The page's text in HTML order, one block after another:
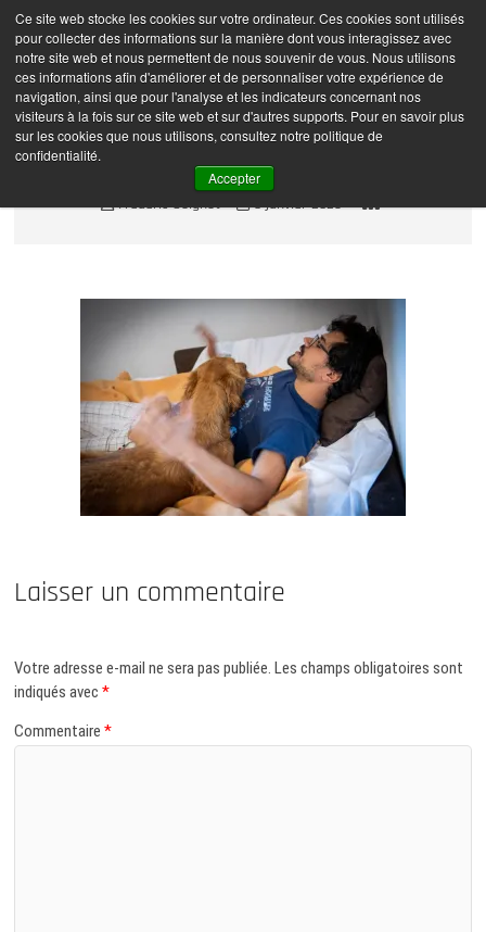
Ce site web stocke les cookies sur votre ordinateur. Ces cookies sont utilisés
pour collecter des informations sur la manière dont vous interagissez avec
notre site web et nous permettent de nous souvenir de vous. Nous utilisons
ces informations afin d'améliorer et de personnaliser votre expérience de
navigation, ainsi que pour l'analyse et les indicateurs concernant nos
visiteurs à la fois sur ce site web et sur d'autres supports. Pour en savoir plus
sur les cookies que nous utilisons, consultez notre politique de
confidentialité.
Accepter
Skip
content
Frédéric Coignot –
Photographe
M
e
n
u
B
DSC_7376
Frédéric Coignot 6 janvier 2023
Laisser un commentaire
Votre adresse e-mail ne sera pas publiée. Les champs obligatoires sont
indiqués avec*
Commentaire*